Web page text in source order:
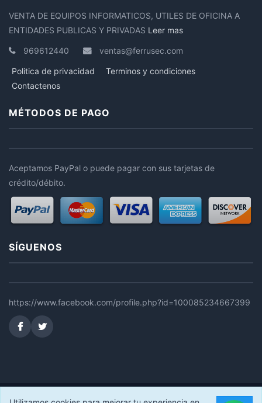
VENTA DE EQUIPOS INFORMATICOS, UTILES DE OFICINA A
ENTIDADES PUBLICAS Y PRIVADAS Leer mas
969612440 ventas@ferrusec.com
Politica de privacidad
Terminos y condiciones
Contactenos
MÉTODOS DE PAGO
Aceptamos PayPal o puede pagar con sus tarjetas de
crédito/débito.
SÍGUENOS
https://www.facebook.com/profile.php?id=100085234667399
© 2026 FERRUSEC STORE. Todos los derechos reservados.